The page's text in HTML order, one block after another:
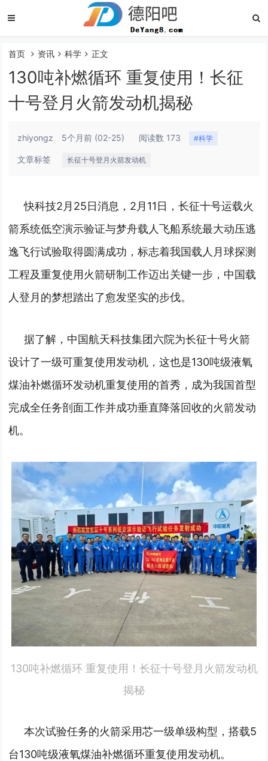
首页 资讯 科学 正文
130吨补燃循环 重复使用！长征
十号登月火箭发动机揭秘
zhiyongz 5个月前 (02-25) 阅读数 173 #科学
文章标签 长征十号登月火箭发动机
快科技2月25日消息，2月11日，长征十号运载火
箭系统低空演示验证与梦舟载人飞船系统最大动压逃
逸飞行试验取得圆满成功，标志着我国载人月球探测
工程及重复使用火箭研制工作迈出关键一步，中国载
人登月的梦想踏出了愈发坚实的步伐。
据了解，中国航天科技集团六院为长征十号火箭
设计了一级可重复使用发动机，这也是130吨级液氧
煤油补燃循环发动机重复使用的首秀，成为我国首型
完成全任务剖面工作并成功垂直降落回收的火箭发动
机。
130吨补燃循环 重复使用！长征十号登月火箭发动机
揭秘
本次试验任务的火箭采用芯一级单级构型，搭载5
台130吨级液氧煤油补燃循环重复使用发动机。